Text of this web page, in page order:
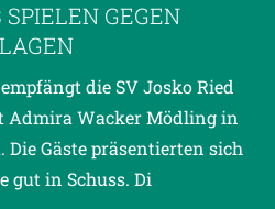
SPIELEN GEGEN
die SV Josko Ried
Admira Wacker Mödling in
Die Gäste präsentierten sich
gut in Schuss. Di